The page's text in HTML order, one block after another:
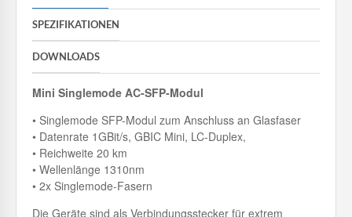
SPEZIFIKATIONEN
DOWNLOADS
Mini Singlemode AC-SFP-Modul
• Singlemode SFP-Modul zum Anschluss an Glasfaser
• Datenrate 1GBit/s, GBIC Mini, LC-Duplex,
• Reichweite 20 km
• Wellenlänge 1310nm
• 2x Singlemode-Fasern
Die Geräte sind als Verbindungsstecker für extrem